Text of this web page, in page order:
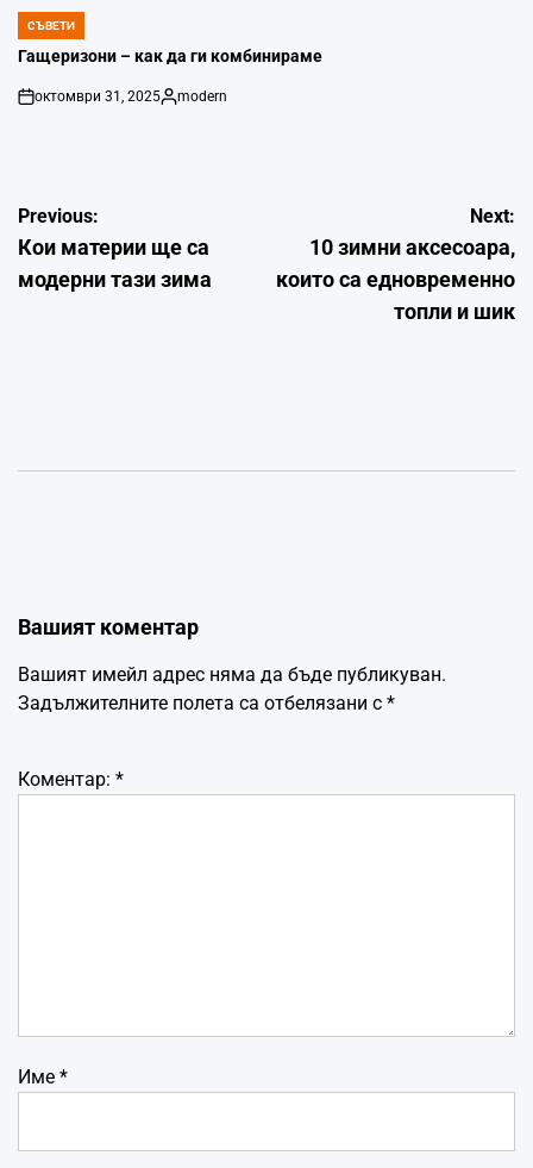
POSTED
IN
СЪВЕТИ
Гащеризони – как да ги комбинираме
on
октомври 31, 2025
Posted
modern
Навигация
Previous:
Кои материи ще са
модерни тази зима
Next:
10 зимни аксесоара,
които са едновременно
топли и шик
Вашият коментар
Вашият имейл адрес няма да бъде публикуван.
Задължителните полета са отбелязани с *
Коментар: *
Име *